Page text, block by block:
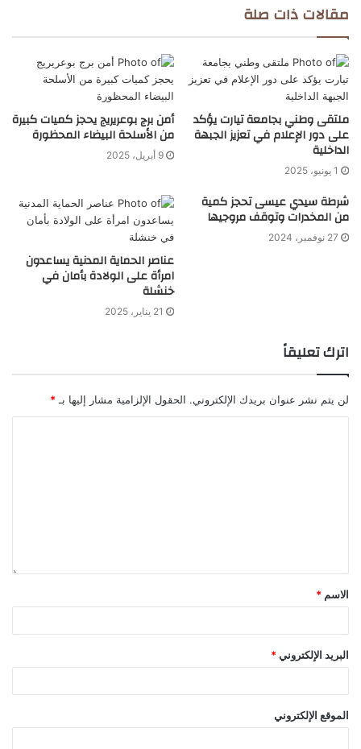
مقالات ذات صلة
ملتقى وطني بجامعة تيارت يؤكد
على دور الإعلام في تعزيز الجبهة
الداخلية
1 يونيو، 2025
أمن برج بوعريريج يحجز كميات كبيرة
من الأسلحة البيضاء المحظورة
9 أبريل، 2025
شرطة سيدي عيسى تحجز كمية
من المخدرات وتوقف مروجيها
27 نوفمبر، 2024
عناصر الحماية المدنية يساعدون
امرأة على الولادة بأمان في
خنشلة
21 يناير، 2025
اترك تعليقاً
لن يتم نشر عنوان بريدك الإلكتروني. الحقول الإلزامية مشار إليها بـ *
الاسم *
البريد الإلكتروني *
الموقع الإلكتروني